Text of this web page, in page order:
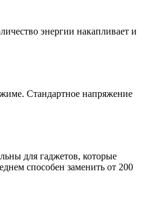
энергии накапливает и
Стандартное напряжение
для гаджетов, которые
способен заменить от 200